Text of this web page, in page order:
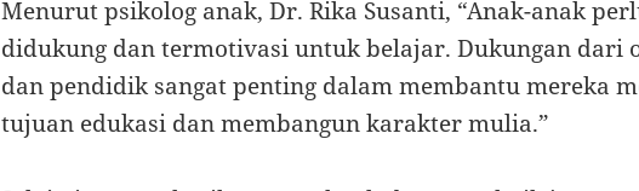
Menurut psikolog anak, Dr. Rika Susanti, “Anak-anak
didukung dan termotivasi untuk belajar. Dukungan dari
dan pendidik sangat penting dalam membantu mereka
tujuan edukasi dan membangun karakter mulia.”